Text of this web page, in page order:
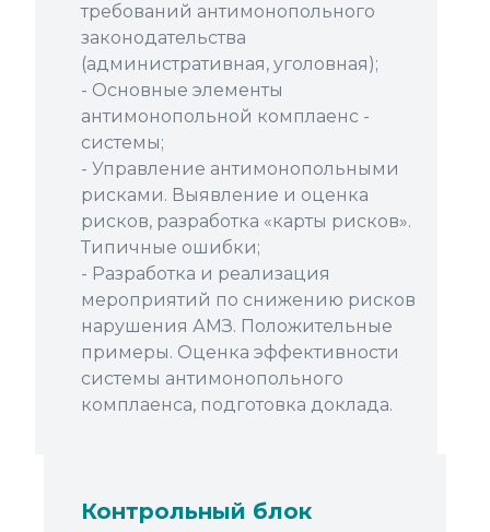
требований антимонопольного
законодательства
(административная, уголовная);
- Основные элементы
антимонопольной комплаенс -
системы;
- Управление антимонопольными
рисками. Выявление и оценка
рисков, разработка «карты рисков».
Типичные ошибки;
- Разработка и реализация
мероприятий по снижению рисков
нарушения АМЗ. Положительные
примеры. Оценка эффективности
системы антимонопольного
комплаенса, подготовка доклада.
Контрольный блок